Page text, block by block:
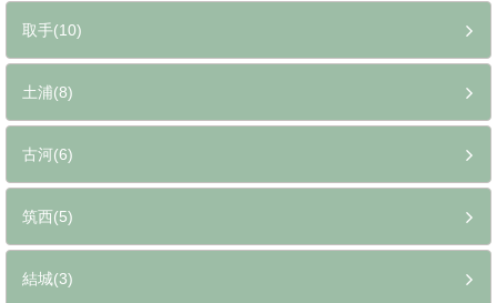
取手(10)
土浦(8)
古河(6)
筑西(5)
結城(3)